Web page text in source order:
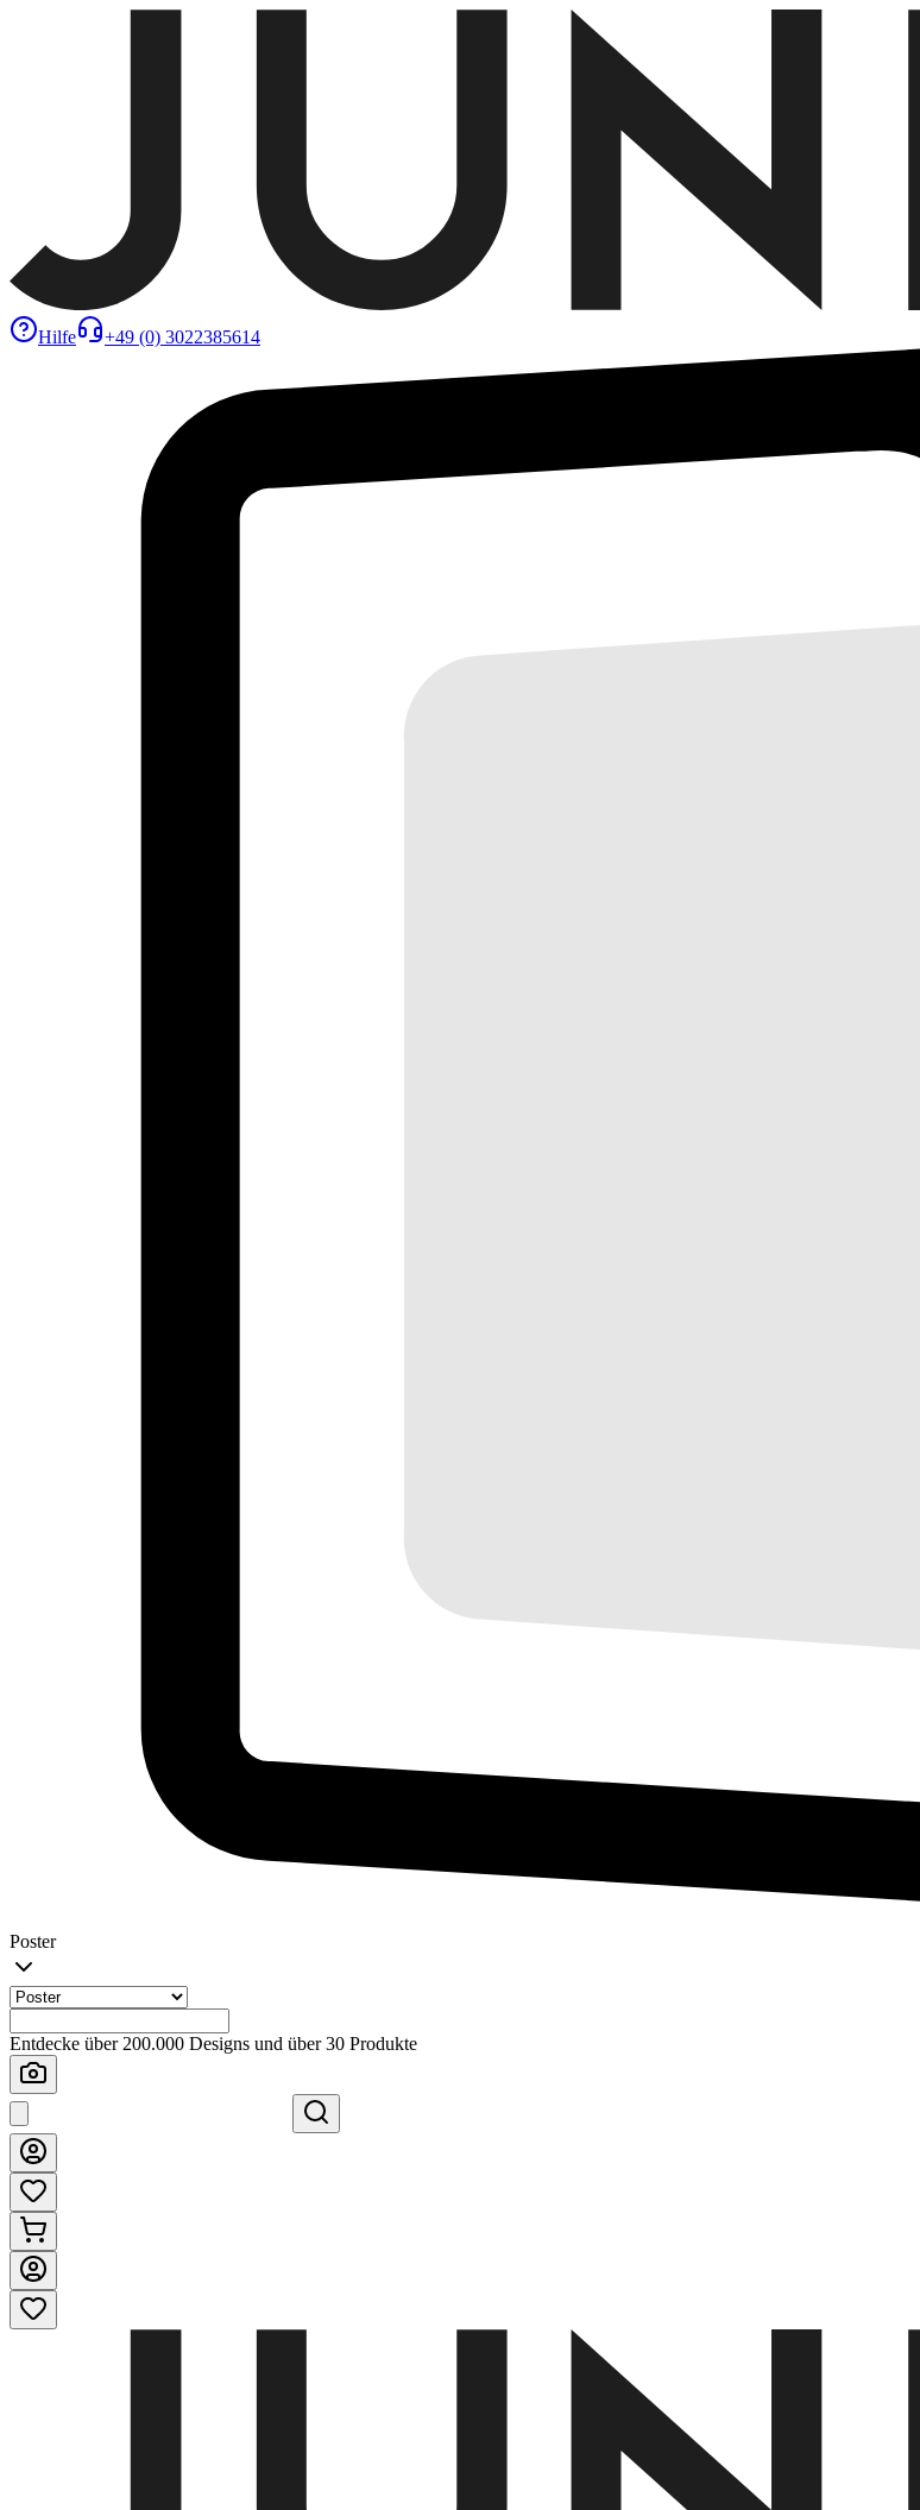
Hilfe +49 (0) 3022385614
Poster
Entdecke über 200.000 Designs und über 30 Produkte